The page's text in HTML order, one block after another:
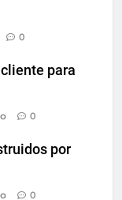
0
para
0
por
0